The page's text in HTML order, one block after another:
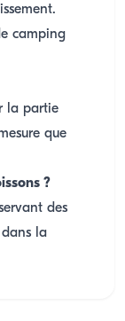
camping
la partie
que
?
des
dans la